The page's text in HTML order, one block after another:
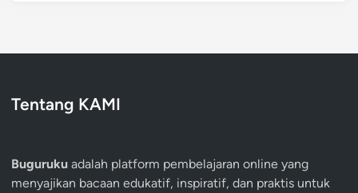
Tentang KAMI
Buguruku adalah platform pembelajaran online yang
menyajikan bacaan edukatif, inspiratif, dan praktis untuk